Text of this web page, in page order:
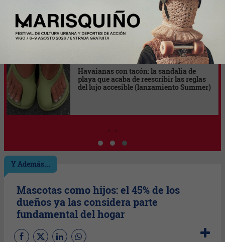
McDonald's China convirtió una bolsa
de papas en el drop más codiciado de
2026 (una mochila de papel)
‹ ›
Y Además...
Mascotas como hijos: el 45% de los
dueños ya las considera parte
fundamental del hogar